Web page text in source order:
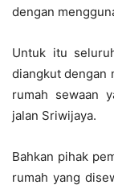
dengan
Untuk itu
diangkut dengan
rumah sewaan
jalan Sriwijaya.
Bahkan pihak
rumah yang